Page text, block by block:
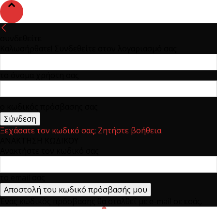
Ξεχάσατε τον κωδικό σας; Ζητήστε βοήθεια